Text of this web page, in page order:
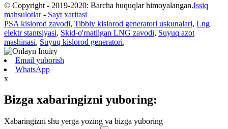
© Copyright - 2019-2020: Barcha huquqlar himoyalangan.Issiq
mahsulotlar- Sayt xaritasi
PSA kislorod zavodi, Tibbiy kislorod generatori uskunalari, Lng
elektr stantsiyasi, Skid-o'rnatilgan LNG zavodi, Suyuq azot
mashinasi, Suyuq kislorod generatori,
Email yuborish
WhatsApp
x
Bizga xabaringizni yuboring:
Xabaringizni shu yerga yozing va bizga yuboring